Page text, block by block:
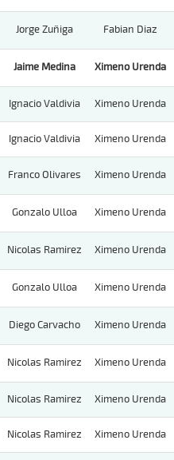
Jorge Zuñiga Fabian Diaz
Jaime Medina Ximeno Urenda
Ignacio Valdivia Ximeno Urenda
Ignacio Valdivia Ximeno Urenda
Franco Olivares Ximeno Urenda
Gonzalo Ulloa Ximeno Urenda
Nicolas Ramirez Ximeno Urenda
Gonzalo Ulloa Ximeno Urenda
Diego Carvacho Ximeno Urenda
Nicolas Ramirez Ximeno Urenda
Nicolas Ramirez Ximeno Urenda
Nicolas Ramirez Ximeno Urenda